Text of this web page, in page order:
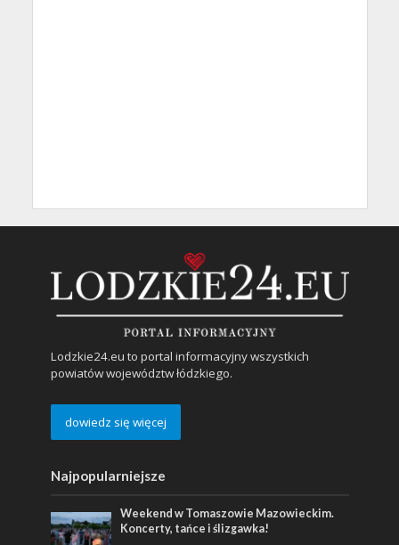
Lodzkie24.eu to portal informacyjny wszystkich
powiatów województw łódzkiego.
dowiedz się więcej
Najpopularniejsze
Weekend w Tomaszowie Mazowieckim.
Koncerty, tańce i ślizgawka!